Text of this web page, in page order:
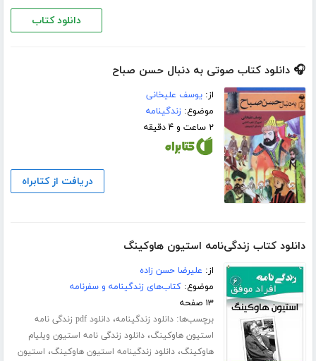
دانلود کتاب
🎧 دانلود کتاب صوتی به دنبال حسن صباح
از:یوسف علیخانی
موضوع:زندگینامه
۲ ساعت و ۴ دقیقه
دریافت از کتابراه
دانلود کتاب زندگی‌نامه استیون هاوکینگ
از: علیرضا حسن زاده
موضوع:کتاب‌های زندگینامه و سفرنامه
۱۳ صفحه
برچسب‌ها:دانلود زندگینامه،
دانلود pdf زندگی نامه
استیون هاوکینگ،دانلود زندگی نامه استیون ویلیام
هاوکینگ،دانلود زندگینامه استیون هاوکینگ، استیون